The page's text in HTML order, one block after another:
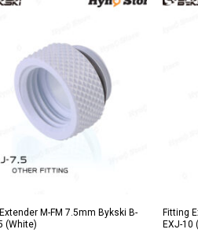
M-FM 7.5mm Bykski B-
(White)
Fitting
EXJ-10